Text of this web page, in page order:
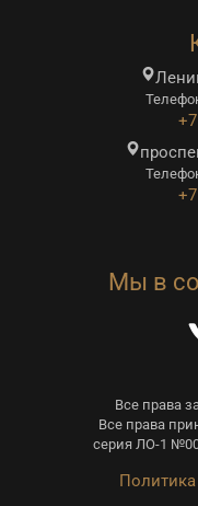
Мы в
Все права
Все права
серия ЛО-1